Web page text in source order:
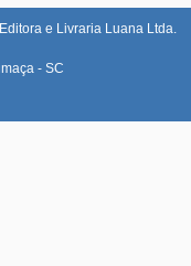
e Livraria Luana Ltda.
- SC